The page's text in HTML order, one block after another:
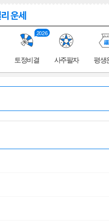
2026
토정비결 사주팔자 평생